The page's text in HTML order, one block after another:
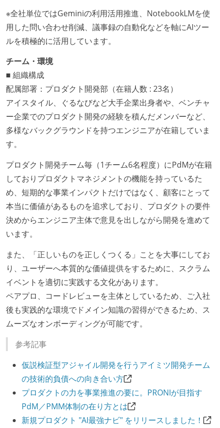
※全社単位ではGeminiの利用活用推進、NotebookLMを使
用した問い合わせ削減、議事録の自動化などを軸にAIツー
ルを積極的に活用しています。
チーム・環境
■ 組織構成
配属部署：プロダクト開発部（在籍人数 : 23名）
アイスタイル、ぐるなびなど大手企業出身者や、ベンチャ
ー企業でのプロダクト開発の経験を積んだメンバーなど、
多様なバックグラウンドを持つエンジニアが在籍していま
す。
プロダクト開発チーム毎（1チーム6名程度）にPdMが在籍
しておりプロダクトマネジメントの機能を持っているた
め、短期的な事業インパクトだけではなく、顧客にとって
本当に価値があるものを追求しており、プロダクトの要件
決めからエンジニア主体で意見を出しながら開発を進めて
います。
また、「正しいものを正しくつくる」ことを大事にしてお
り、ユーザーへ本質的な価値提供をするために、スクラム
イベントを適切に実践する文化があります。
ペアプロ、コードレビューを主体としているため、ご入社
後も実践的な環境でドメイン知識の習得ができるため、ス
ムーズなオンボーディングが可能です。
参考記事
仮説検証型アジャイル開発を行うアイミツ開発チーム
の技術的負債への向き合い方
プロダクトの力を事業推進の要に。PRONIが目指す
PdM／PMM体制の在り方とは
新規プロダクト "AI最強ナビ" をリリースしました！